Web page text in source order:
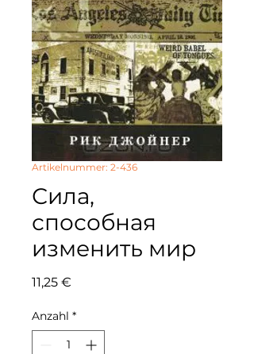
Artikelnummer: 2-436
Сила,
способная
изменить мир
11,25 €
Anzahl *